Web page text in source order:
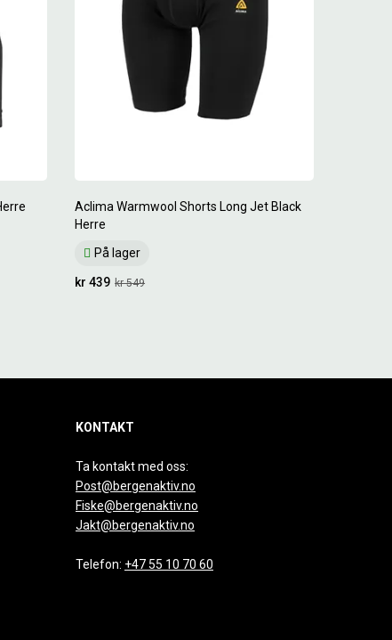
Aclima Warmwool Shorts Long Jet Black
Herre
På lager
kr 549
kr 439
KONTAKT
Ta kontakt med oss:
Post@bergenaktiv.no
Fiske@bergenaktiv.no
Jakt@bergenaktiv.no
Telefon: +47 55 10 70 60